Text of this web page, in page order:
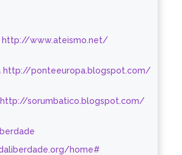
http://www.ateismo.net/
http://ponteeuropa.blogspot.com/
sorumbatico.blogspot.com/
home#